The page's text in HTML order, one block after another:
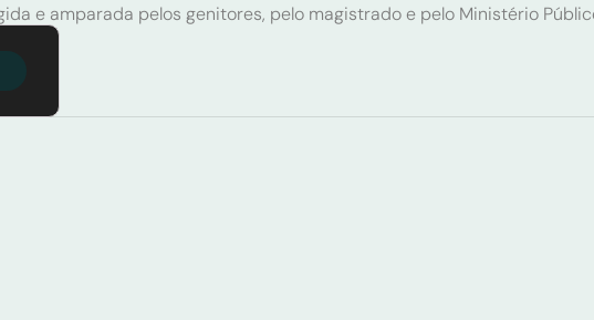
e amparada pelos genitores, pelo magistrado e pelo Ministério